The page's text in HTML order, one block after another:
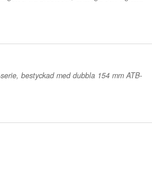
bestyckad med dubbla 154 mm ATB-